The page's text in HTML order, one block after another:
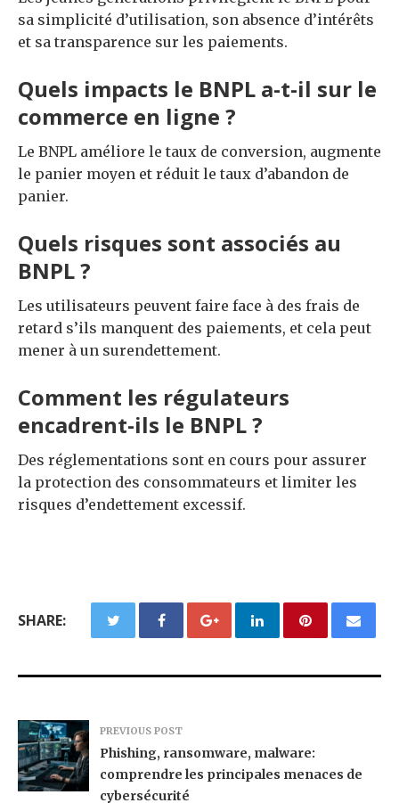
sa simplicité d’utilisation, son absence d’intérêts
et sa transparence sur les paiements.
Quels impacts le BNPL a-t-il sur le
commerce en ligne ?
Le BNPL améliore le taux de conversion, augmente
le panier moyen et réduit le taux d’abandon de
panier.
Quels risques sont associés au
BNPL ?
Les utilisateurs peuvent faire face à des frais de
retard s’ils manquent des paiements, et cela peut
mener à un surendettement.
Comment les régulateurs
encadrent-ils le BNPL ?
Des réglementations sont en cours pour assurer
la protection des consommateurs et limiter les
risques d’endettement excessif.
SHARE:
PREVIOUS POST
Phishing, ransomware, malware:
comprendre les principales menaces de
cybersécurité